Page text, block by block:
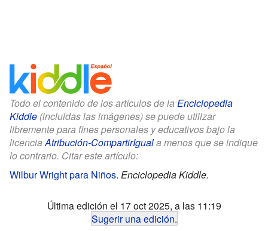
Todo el contenido de los artículos de la Enciclopedia
Kiddle (incluidas las imágenes) se puede utilizar
libremente para fines personales y educativos bajo la
licenciaAtribución-CompartirIguala menos que se indique
lo contrario. Citar este artículo:
Wilbur Wright para Niños. Enciclopedia Kiddle.
Última edición el 17 oct 2025, a las 11:19
Sugerir una edición.